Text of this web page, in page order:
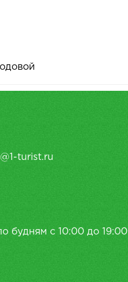
turist.ru
будням с 10:00 до 19:00